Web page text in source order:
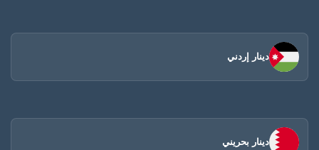
دينار إردني
دينار بحريني